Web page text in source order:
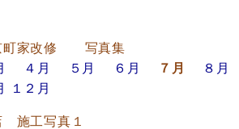
町家改修 写真集
４月 ５月 ６月 ７月
８月
１２月